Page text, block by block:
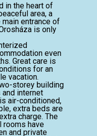
in the heart of
area, a
entrance of
is only
even
Great care is
for an
vacation.
storey building
internet
air-conditioned,
extra beds are
charge. The
rooms have
and private